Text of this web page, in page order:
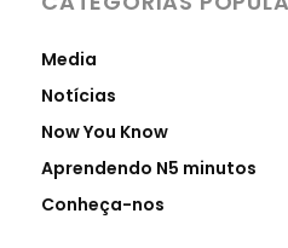
Media
Notícias
Now You Know
Aprendendo N5 minutos
Conheça-nos